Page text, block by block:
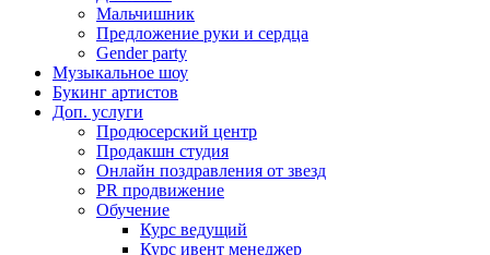
Мальчишник
Предложение руки и сердца
Gender party
Музыкальное шоу
Букинг артистов
Доп. услуги
Продюсерский центр
Продакшн студия
Онлайн поздравления от звезд
PR продвижение
Обучение
Курс ведущий
Курс ивент менеджер